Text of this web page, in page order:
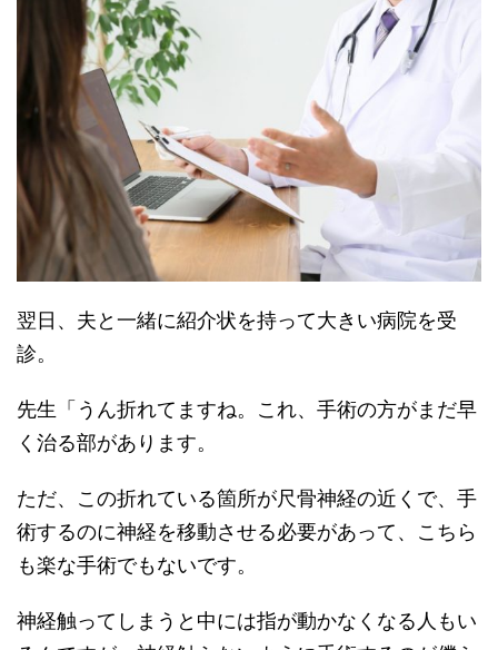
翌日、夫と一緒に紹介状を持って大きい病院を受
診。
先生「うん折れてますね。これ、手術の方がまだ早
く治る部があります。
ただ、この折れている箇所が尺骨神経の近くで、手
術するのに神経を移動させる必要があって、こちら
も楽な手術でもないです。
神経触ってしまうと中には指が動かなくなる人もい